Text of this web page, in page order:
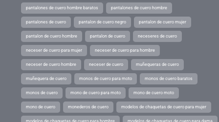
pantalones de cuero hombre baratos pantalones de cuero hombre
pantalones de cuero pantalon de cuero negro pantalon de cuero mujer
pantalon de cuero hombre pantalon de cuero neceseres de cuero
neceser de cuero para mujer neceser de cuero para hombre
neceser de cuero hombre neceser de cuero muñequeras de cuero
muñequera de cuero monos de cuero para moto monos de cuero baratos
monos de cuero mono de cuero para moto mono de cuero moto
mono de cuero monederos de cuero modelos de chaquetas de cuero para mujer
modelos de chaquetas de cuero para hombre modelos de chaquetas de cuero para dama